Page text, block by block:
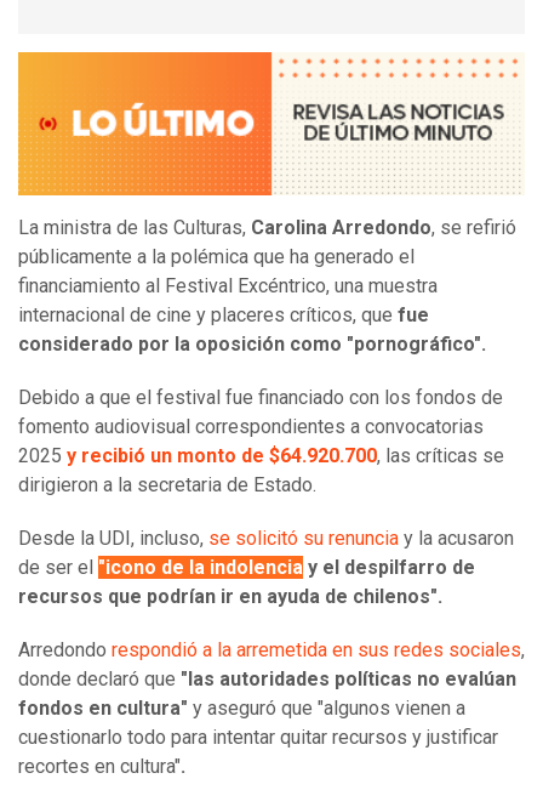
La ministra de las Culturas, Carolina Arredondo, se refirió
públicamente a la polémica que ha generado el
financiamiento al Festival Excéntrico, una muestra
internacional de cine y placeres críticos, que fue
considerado por la oposición como "pornográfico".
Debido a que el festival fue financiado con los fondos de
fomento audiovisual correspondientes a convocatorias
2025 y recibió un monto de $64.920.700, las críticas se
dirigieron a la secretaria de Estado.
Desde la UDI, incluso, se solicitó su renuncia y la acusaron
de ser el "icono de la indolencia y el despilfarro de
recursos que podrían ir en ayuda de chilenos".
Arredondo respondió a la arremetida en sus redes sociales,
donde declaró que "las autoridades políticas no evalúan
fondos en cultura" y aseguró que "algunos vienen a
cuestionarlo todo para intentar quitar recursos y justificar
recortes en cultura".